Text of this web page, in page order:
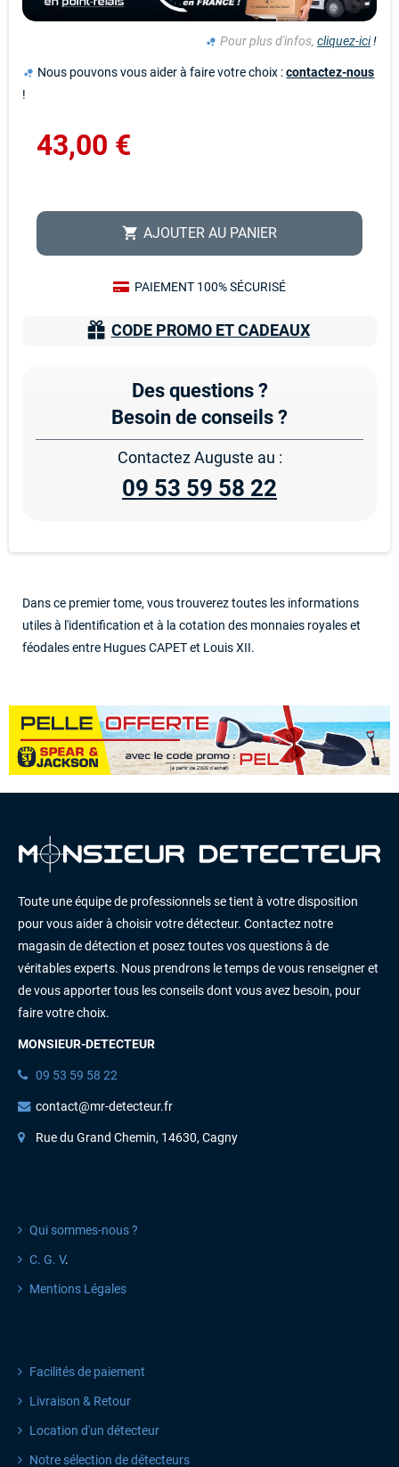
bubble_chart Pour plus d'infos, cliquez-ici!
bubble_chart Nous pouvons vous aider à faire votre choix :contactez-nous
!
43,00 €
shopping_cart AJOUTER AU PANIER
PAIEMENT 100% SÉCURISÉ
CODE PROMO ET CADEAUX
Des questions ?
Besoin de conseils ?
Contactez Auguste au :
09 53 59 58 22
Dans ce premier tome, vous trouverez toutes les informations
utiles à l'identification et à la cotation des monnaies royales et
féodales entre Hugues CAPET et Louis XII.
Toute une équipe de professionnels se tient à votre disposition
pour vous aider à choisir votre détecteur. Contactez notre
magasin de détection et posez toutes vos questions à de
véritables experts. Nous prendrons le temps de vous renseigner et
de vous apporter tous les conseils dont vous avez besoin, pour
faire votre choix.
MONSIEUR-DETECTEUR
09 53 59 58 22
contact@mr-detecteur.fr
Rue du Grand Chemin, 14630, Cagny
Qui sommes-nous ?
C. G. V.
Mentions Légales
Facilités de paiement
Livraison & Retour
Location d'un détecteur
Notre sélection de détecteurs